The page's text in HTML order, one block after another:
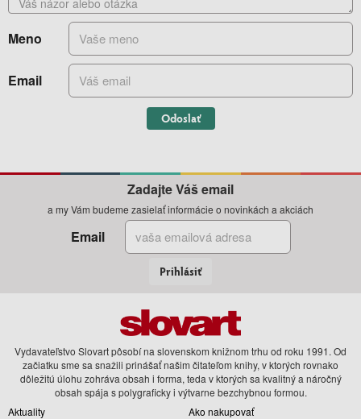
Meno
Email
Odoslať
Zadajte Váš email
a my Vám budeme zasielať informácie o novinkách a akciách
Email
Prihlásiť
Vydavateľstvo Slovart pôsobí na slovenskom knižnom trhu od roku 1991. Od
začiatku sme sa snažili prinášať našim čitateľom knihy, v ktorých rovnako
dôležitú úlohu zohráva obsah i forma, teda v ktorých sa kvalitný a náročný
obsah spája s polygraficky i výtvarne bezchybnou formou.
Aktuality
Ako nakupovať